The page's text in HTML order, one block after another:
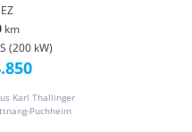
EZ
km
(200 kW)
Karl Thallinger
Puchheim